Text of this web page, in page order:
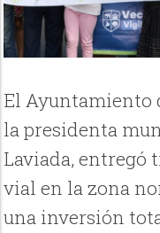
El Ayuntamiento
la presidenta
Laviada, entregó
vial en la zona
una inversión